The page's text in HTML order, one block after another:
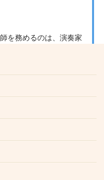
を務めるのは、演奏家
法をわかりやすくレッ
日、時間を固定する必
にも安心です。
可能です。
容